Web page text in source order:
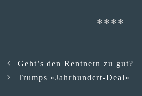
Geht’s den Rentnern zu gut?
Trumps »Jahrhundert-Deal«